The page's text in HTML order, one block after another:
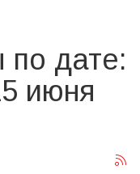
по дате:
июня